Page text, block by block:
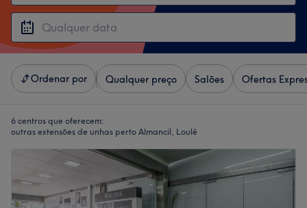
Ordenar por Qualquer preço Salões Ofertas
6 centros que oferecem:
outras extensões de unhas perto Almancil, Loulé